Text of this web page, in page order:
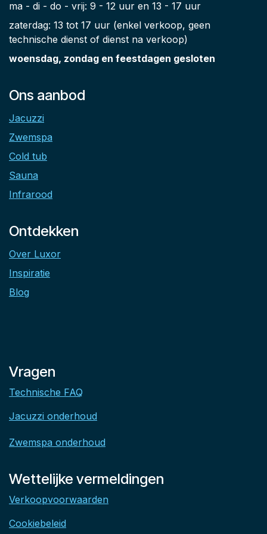
ma - di - do - vrij: 9 - 12 uur en 13 - 17 uur
zaterdag: 13 tot 17 uur (enkel verkoop, geen
technische dienst of dienst na verkoop)
woensdag, zondag en feestdagen gesloten
Ons aanbod
Jacuzzi
Zwemspa
Cold tub
Sauna
Infrarood
Ontdekken
Over Luxor
Inspiratie
Blog
Vragen
Technische FAQ
Jacuzzi onderhoud
Zwemspa onderhoud
Wettelijke vermeldingen
Verkoopvoorwaarden
Cookiebeleid